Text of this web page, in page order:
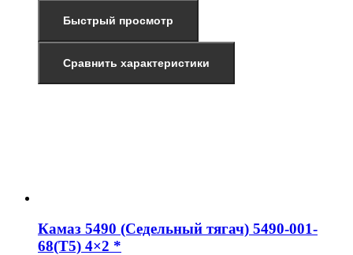
Быстрый просмотр
Сравнить характеристики
Камаз 5490 (Седельный тягач) 5490-001-
68(Т5) 4×2 *